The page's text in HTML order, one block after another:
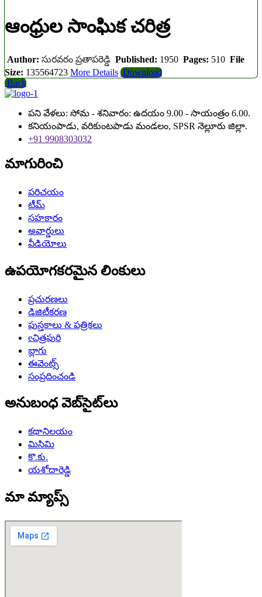
ఆంధ్రుల సాంఘిక చరిత్ర
Author: సురవరం ప్రతాపరెడ్డి Published: 1950 Pages: 510 File
Size: 135564723 More Details Download
Back
పని వేళలు: సోమ - శనివారం: ఉదయం 9.00 - సాయంత్రం 6.00.
కనియంపాడు, వరికుంటపాడు మండలం, SPSR నెల్లూరు జిల్లా.
+91 9908303032
మాగురించి
పరిచయం
టీమ్
సహకారం
అవార్డులు
వీడియోలు
ఉపయోగకరమైన లింకులు
ప్రచురణలు
డిజిటీకరణ
పుస్తకాలు & పత్రికలు
eచిత్రపురి
బ్లాగు
ఈవెంట్స్
సంప్రదించండి
అనుబంధ వెబ్‌సైట్‌లు
కథానిలయం
మిసిమి
కొ.కు.
యశోదారెడ్డి
మా మ్యాప్స్